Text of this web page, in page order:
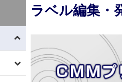
ラベル編集・